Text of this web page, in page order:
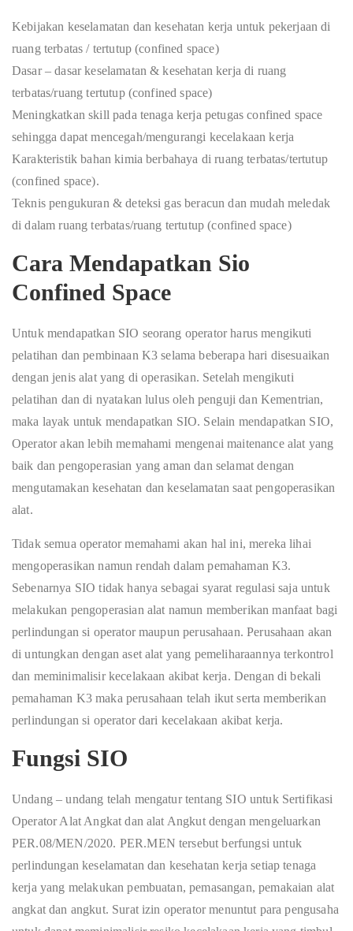
Kebijakan keselamatan dan kesehatan kerja untuk pekerjaan di
ruang terbatas / tertutup (confined space)
Dasar – dasar keselamatan & kesehatan kerja di ruang
terbatas/ruang tertutup (confined space)
Meningkatkan skill pada tenaga kerja petugas confined space
sehingga dapat mencegah/mengurangi kecelakaan kerja
Karakteristik bahan kimia berbahaya di ruang terbatas/tertutup
(confined space).
Teknis pengukuran & deteksi gas beracun dan mudah meledak
di dalam ruang terbatas/ruang tertutup (confined space)
Cara Mendapatkan Sio
Confined Space
Untuk mendapatkan SIO seorang operator harus mengikuti
pelatihan dan pembinaan K3 selama beberapa hari disesuaikan
dengan jenis alat yang di operasikan. Setelah mengikuti
pelatihan dan di nyatakan lulus oleh penguji dan Kementrian,
maka layak untuk mendapatkan SIO. Selain mendapatkan SIO,
Operator akan lebih memahami mengenai maitenance alat yang
baik dan pengoperasian yang aman dan selamat dengan
mengutamakan kesehatan dan keselamatan saat pengoperasikan
alat.
Tidak semua operator memahami akan hal ini, mereka lihai
mengoperasikan namun rendah dalam pemahaman K3.
Sebenarnya SIO tidak hanya sebagai syarat regulasi saja untuk
melakukan pengoperasian alat namun memberikan manfaat bagi
perlindungan si operator maupun perusahaan. Perusahaan akan
di untungkan dengan aset alat yang pemeliharaannya terkontrol
dan meminimalisir kecelakaan akibat kerja. Dengan di bekali
pemahaman K3 maka perusahaan telah ikut serta memberikan
perlindungan si operator dari kecelakaan akibat kerja.
Fungsi SIO
Undang – undang telah mengatur tentang SIO untuk Sertifikasi
Operator Alat Angkat dan alat Angkut dengan mengeluarkan
PER.08/MEN/2020. PER.MEN tersebut berfungsi untuk
perlindungan keselamatan dan kesehatan kerja setiap tenaga
kerja yang melakukan pembuatan, pemasangan, pemakaian alat
angkat dan angkut. Surat izin operator menuntut para pengusaha